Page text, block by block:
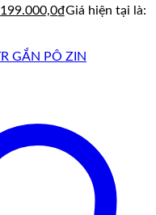
199.000,0₫Giá hiện tại là: